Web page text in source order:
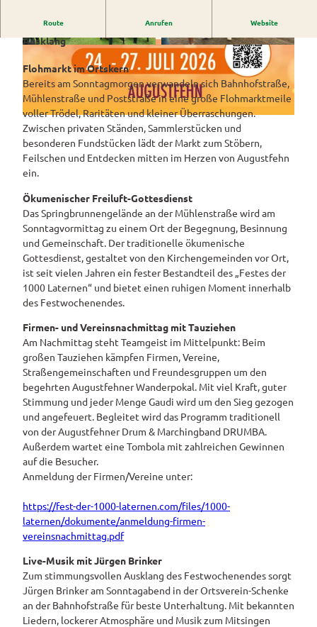
Rennradtouren
Wanderwege
Service
Alle
Theme
n
Radwa
Fahrrad
verleih
E-Bike-
Ladesta
tionen
ADFC
Routen
Parklandschaft
Alle Themen
Park der Gärten
Rhododendron
park Hobbie
Rhododendron
park Gristede
Rhododendronblüte
Landschaftsfenster
Tage
des
offenen
Gartens
Themen
Sehenswürdigkeiten
Freizeit
Alle
Theme
n
Wasser
aktivitä
n- und
Kindera
ktivität
en
Hörstationen
Gesundheit
Regionale
Gastronomie
Veranstaltungen
& Führungen
Übersicht
Veranstaltungskalender
Führungen
STADTRADELN
Service
Alle
Themen
Prospektbestellung
Kartenbestellung
Barrierefrei
Reiserücktrittsversicherung
Anreise
Kontakt
Buchen
Alle
Themen
Hotels
Ferienwohnungen
Ferienhäuser
Camping
Pauschalangebote
© Orga Team "Fest der 1000 Laternen" |
CC-BY-SA
© Orga Team "Fest der 1000 Laternen" |
CC-BY-SA
Route Anrufen Website
Sonntag – Flohmarkt, Gemeinschaft & musikalischer
Ausklang
Flohmarkt im Ortskern
Bereits am Sonntagmorgen verwandeln sich Bahnhofstraße,
Mühlenstraße und Poststraße in eine große Flohmarktmeile
voller Trödel, Raritäten und kleiner Überraschungen.
Zwischen privaten Ständen, Sammlerstücken und
besonderen Fundstücken lädt der Markt zum Stöbern,
Feilschen und Entdecken mitten im Herzen von Augustfehn
ein.
Ökumenischer Freiluft-Gottesdienst
Das Springbrunnengelände an der Mühlenstraße wird am
Sonntagvormittag zu einem Ort der Begegnung, Besinnung
und Gemeinschaft. Der traditionelle ökumenische
Gottesdienst, gestaltet von den Kirchengemeinden vor Ort,
ist seit vielen Jahren ein fester Bestandteil des „Festes der
1000 Laternen“ und bietet einen ruhigen Moment innerhalb
des Festwochenendes.
Firmen- und Vereinsnachmittag mit Tauziehen
Am Nachmittag steht Teamgeist im Mittelpunkt: Beim
großen Tauziehen kämpfen Firmen, Vereine,
Straßengemeinschaften und Freundesgruppen um den
begehrten Augustfehner Wanderpokal. Mit viel Kraft, guter
Stimmung und jeder Menge Gaudi wird um den Sieg gezogen
und angefeuert. Begleitet wird das Programm traditionell
von der Augustfehner Drum & Marchingband DRUMBA.
Außerdem wartet eine Tombola mit zahlreichen Gewinnen
auf die Besucher.
Anmeldung der Firmen/Vereine unter:
https://fest-der-1000-laternen.com/files/1000-
laternen/dokumente/anmeldung-firmen-
vereinsnachmittag.pdf
Live-Musik mit Jürgen Brinker
Zum stimmungsvollen Ausklang des Festwochenendes sorgt
Jürgen Brinker am Sonntagabend in der Ortsverein-Schenke
an der Bahnhofstraße für beste Unterhaltung. Mit bekannten
Liedern, lockerer Atmosphäre und Musik zum Mitsingen